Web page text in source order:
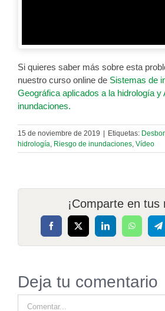
Si quieres saber más sobre esta
nuestro curso online de Sistemas de
Geográfica aplicados a la hidrología y
inundaciones.
15 de noviembre de 2019 Etiquetas:
hidrología, Riesgo de inundaciones, Vídeo
¡Comparte en tus
Facebook
X LinkedInWhatsApp
Deja tu comentario